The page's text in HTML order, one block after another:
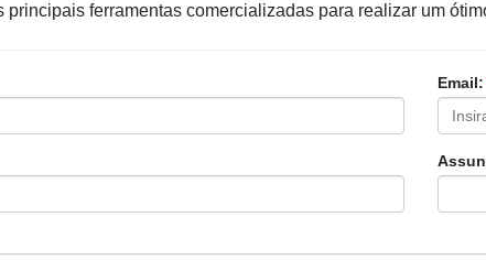
ferramentas comercializadas para realizar um
Email: